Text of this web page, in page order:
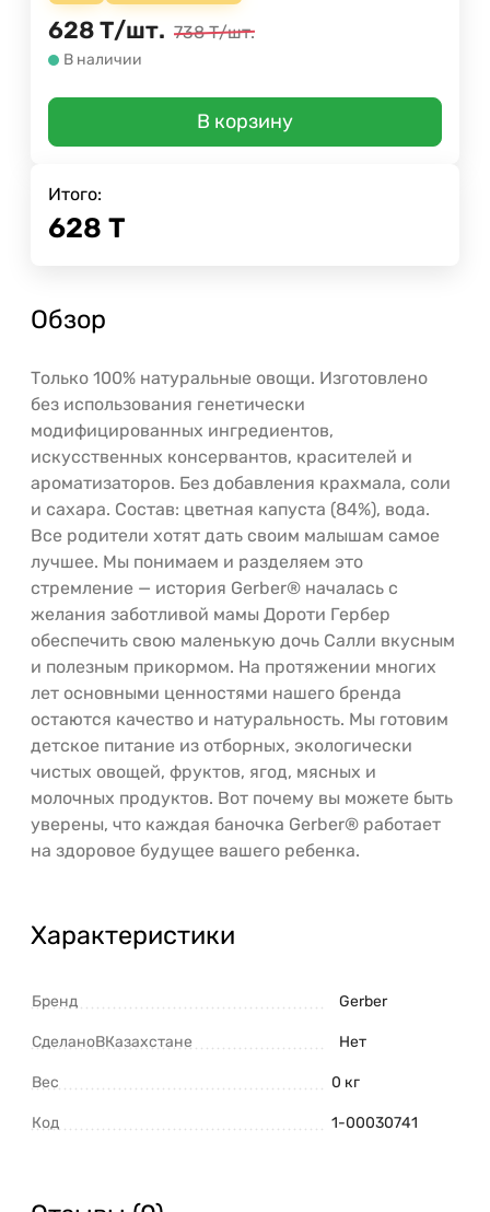
628 Т/шт. 738 Т/шт.
В наличии
В корзину
Итого:
628 Т
Обзор
Только 100% натуральные овощи. Изготовлено
без использования генетически
модифицированных ингредиентов,
искусственных консервантов, красителей и
ароматизаторов. Без добавления крахмала, соли
и сахара. Состав: цветная капуста (84%), вода.
Все родители хотят дать своим малышам самое
лучшее. Мы понимаем и разделяем это
стремление — история Gerber® началась с
желания заботливой мамы Дороти Гербер
обеспечить свою маленькую дочь Салли вкусным
и полезным прикормом. На протяжении многих
лет основными ценностями нашего бренда
остаются качество и натуральность. Мы готовим
детское питание из отборных, экологически
чистых овощей, фруктов, ягод, мясных и
молочных продуктов. Вот почему вы можете быть
уверены, что каждая баночка Gerber® работает
на здоровое будущее вашего ребенка.
Характеристики
Бренд Gerber
СделаноВКазахстане Нет
Вес 0 кг
Код 1-00030741